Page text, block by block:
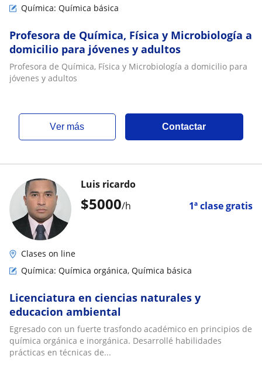
Química: Química básica
Profesora de Química, Física y Microbiología a
domicilio para jóvenes y adultos
Profesora de Química, Física y Microbiología a domicilio para
jóvenes y adultos
ver más Contactar
$5000/h 1ª clase gratis
Luis ricardo
Clases on line
Química: Química orgánica, Química básica
Licenciatura en ciencias naturales y
educacion ambiental
Egresado con un fuerte trasfondo académico en principios de
química orgánica e inorgánica. Desarrollé habilidades
prácticas en técnicas de...